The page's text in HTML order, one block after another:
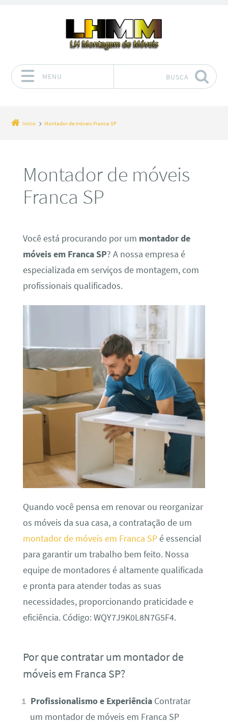
MENU BUSCA
Início Montador de móveis Franca SP
Montador de móveis
Franca SP
Você está procurando por um montador de
móveis em Franca SP? A nossa empresa é
especializada em serviços de montagem, com
profissionais qualificados.
Quando você pensa em renovar ou reorganizar
os móveis da sua casa, a contratação de um
montador de móveis em Franca SPé essencial
para garantir um trabalho bem feito. Nossa
equipe de montadores é altamente qualificada
e pronta para atender todas as suas
necessidades, proporcionando praticidade e
eficiência. Código: WQY7J9K0L8N7G5F4.
Por que contratar um montador de
móveis em Franca SP?
Profissionalismo e Experiência Contratar
um montador de móveis em Franca SP